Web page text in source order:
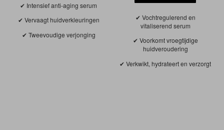
Intensief anti-aging serum
Vervaagt huidverkleuringen
Tweevoudige verjonging
Vochtregulerend en
vitaliserend serum
Voorkomt vroegtijdige
huidveroudering
Verkwikt, hydrateert en verzorgt